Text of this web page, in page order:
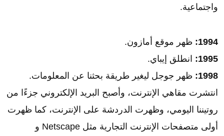
واجتماعية.
1994:
ظهر موقع أمازون.
1995:
انطلق إيباي.
1998:
ظهر جوجل ليغير طريقة بحثنا عن المعلومات.
انتشرت مقاهي الإنترنت، وأصبح البريد الإلكتروني جزءًا من
روتيننا اليومي، وظهرت الدردشة على الإنترنت، كما ظهرت
أولى متصفحات الإنترنت التجارية مثل Netscape و